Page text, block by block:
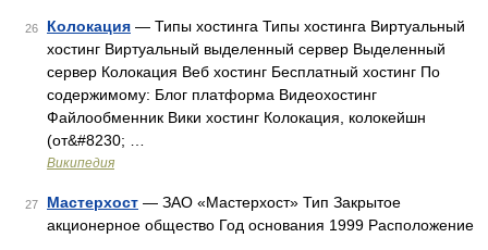
26 Колокация — Типы хостинга Типы хостинга Виртуальный
хостинг Виртуальный выделенный сервер Выделенный
сервер Колокация Веб хостинг Бесплатный хостинг По
содержимому: Блог платформа Видеохостинг
Файлообменник Вики хостинг Колокация, колокейшн
(от&#8230; …
Википедия
27 Мастерхост — ЗАО «Мастерхост» Тип Закрытое
акционерное общество Год основания 1999 Расположение